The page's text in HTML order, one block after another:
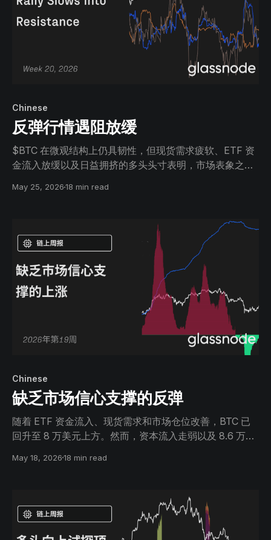
Chinese
反弹行情遇阻放缓
$BTC 在微观结构上仍具韧性，但现货需求疲软、ETF 资
金流入放缓以及日益拥挤的多头头寸表明，市场表象之下
May 25, 202618 min read
Chinese
缺乏市场信心支撑的反弹
随着 ETF 资金流入、现货需求和市场仓位改善，BTC 已
回升至 8 万美元上方。然而，资本流入走弱以及 8.6 万美
段。
May 18, 202618 min read